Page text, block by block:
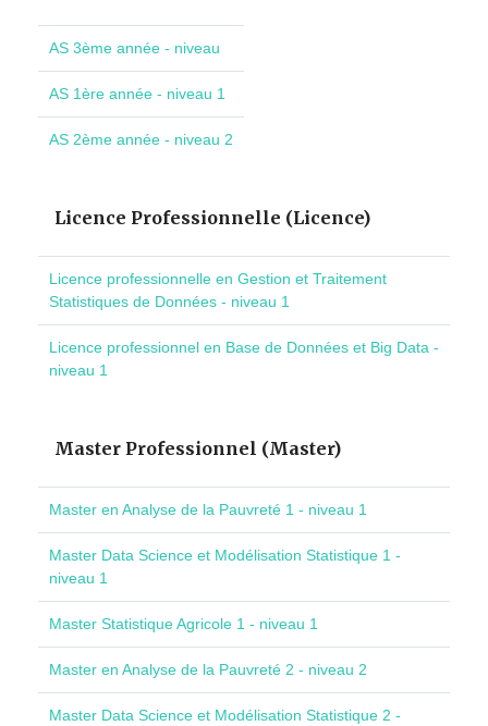
AS 3ème année - niveau
AS 1ère année - niveau 1
AS 2ème année - niveau 2
Licence Professionnelle (Licence)
Licence professionnelle en Gestion et Traitement
Statistiques de Données - niveau 1
Licence professionnel en Base de Données et Big Data -
niveau 1
Master Professionnel (Master)
Master en Analyse de la Pauvreté 1 - niveau 1
Master Data Science et Modélisation Statistique 1 -
niveau 1
Master Statistique Agricole 1 - niveau 1
Master en Analyse de la Pauvreté 2 - niveau 2
Master Data Science et Modélisation Statistique 2 -